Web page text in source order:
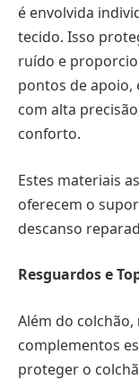
é envolvida
tecido. Isso
ruído e
pontos de apoio,
com alta
conforto.
Estes materiais
oferecem o
descanso
Resguardos e
Além do colchão,
complementos
proteger o